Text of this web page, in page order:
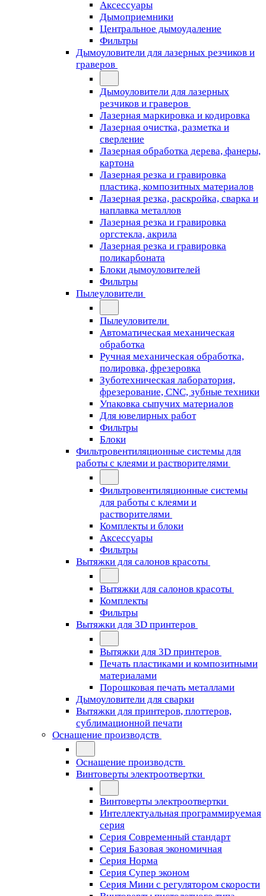
Аксессуары
Дымоприемники
Центральное дымоудаление
Фильтры
Дымоуловители для лазерных резчиков и
граверов
Дымоуловители для лазерных
резчиков и граверов
Лазерная маркировка и кодировка
Лазерная очистка, разметка и
сверление
Лазерная обработка дерева, фанеры,
картона
Лазерная резка и гравировка
пластика, композитных материалов
Лазерная резка, раскройка, сварка и
наплавка металлов
Лазерная резка и гравировка
оргстекла, акрила
Лазерная резка и гравировка
поликарбоната
Блоки дымоуловителей
Фильтры
Пылеуловители
Пылеуловители
Автоматическая механическая
обработка
Ручная механическая обработка,
полировка, фрезеровка
Зуботехническая лаборатория,
фрезерование, CNC, зубные техники
Упаковка сыпучих материалов
Для ювелирных работ
Фильтры
Блоки
Фильтровентиляционные системы для
работы с клеями и растворителями
Фильтровентиляционные системы
для работы с клеями и
растворителями
Комплекты и блоки
Аксессуары
Фильтры
Вытяжки для салонов красоты
Вытяжки для салонов красоты
Комплекты
Фильтры
Вытяжки для 3D принтеров
Вытяжки для 3D принтеров
Печать пластиками и композитными
материалами
Порошковая печать металлами
Дымоуловители для сварки
Вытяжки для принтеров, плоттеров,
сублимационной печати
Оснащение производств
Оснащение производств
Винтоверты электроотвертки
Винтоверты электроотвертки
Интеллектуальная программируемая
серия
Серия Современный стандарт
Серия Базовая экономичная
Серия Норма
Серия Cупер эконом
Серия Мини с регулятором скорости